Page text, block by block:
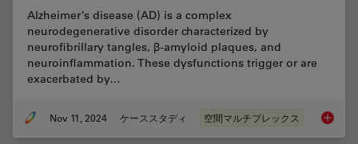
Alzheimer’s disease (AD) is a complex
neurodegenerative disorder characterized by
neurofibrillary tangles, β-amyloid plaques, and
neuroinflammation. These dysfunctions trigger or are
exacerbated by…
Nov 11, 2024 ケーススタディ 空間マルチプレックス Spatial